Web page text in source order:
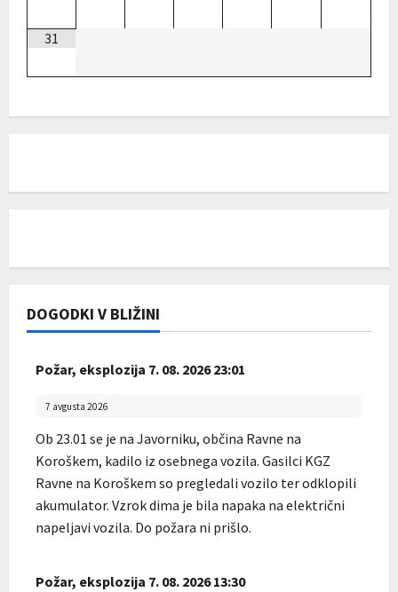
31
DOGODKI V BLIŽINI
Požar, eksplozija 7. 08. 2026 23:01
7 avgusta 2026
Ob 23.01 se je na Javorniku, občina Ravne na
Koroškem, kadilo iz osebnega vozila. Gasilci KGZ
Ravne na Koroškem so pregledali vozilo ter odklopili
akumulator. Vzrok dima je bila napaka na električni
napeljavi vozila. Do požara ni prišlo.
Požar, eksplozija 7. 08. 2026 13:30